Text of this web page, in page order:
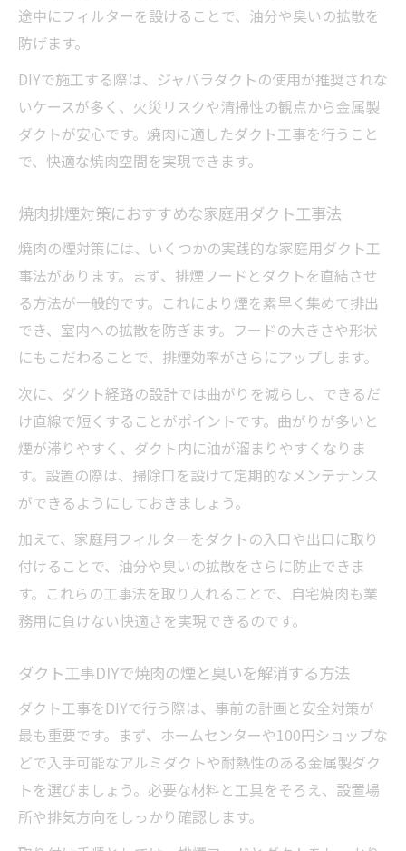
家庭用ダクト工事の工夫で焼肉タイムを充
焼肉排煙ダクトDIYで自宅焼肉がもっと楽し
く
安全な自作ダクト設計の注意点と実践アイデア
ダクト工事DIYで必ず守りたい安全設計ポイ
家庭用ダクト安全設計と焼肉ダクトDIYの工
夫
排煙ダクト自作時のリスクと安全対策のコ
ツ
焼肉用ダクト工事で起きやすい事故防止策
家庭用ダクト工事で安全性を高める実践ア
イデア
途中にフィルターを設けることで、油分や臭いの拡散を
防げます。
DIYで施工する際は、ジャバラダクトの使用が推奨されな
いケースが多く、火災リスクや清掃性の観点から金属製
ダクトが安心です。焼肉に適したダクト工事を行うこと
で、快適な焼肉空間を実現できます。
焼肉排煙対策におすすめな家庭用ダクト工事法
焼肉の煙対策には、いくつかの実践的な家庭用ダクト工
事法があります。まず、排煙フードとダクトを直結させ
る方法が一般的です。これにより煙を素早く集めて排出
でき、室内への拡散を防ぎます。フードの大きさや形状
にもこだわることで、排煙効率がさらにアップします。
次に、ダクト経路の設計では曲がりを減らし、できるだ
け直線で短くすることがポイントです。曲がりが多いと
煙が滞りやすく、ダクト内に油が溜まりやすくなりま
す。設置の際は、掃除口を設けて定期的なメンテナンス
ができるようにしておきましょう。
加えて、家庭用フィルターをダクトの入口や出口に取り
付けることで、油分や臭いの拡散をさらに防止できま
す。これらの工事法を取り入れることで、自宅焼肉も業
務用に負けない快適さを実現できるのです。
ダクト工事DIYで焼肉の煙と臭いを解消する方法
ダクト工事をDIYで行う際は、事前の計画と安全対策が
最も重要です。まず、ホームセンターや100円ショップな
どで入手可能なアルミダクトや耐熱性のある金属製ダク
トを選びましょう。必要な材料と工具をそろえ、設置場
所や排気方向をしっかり確認します。